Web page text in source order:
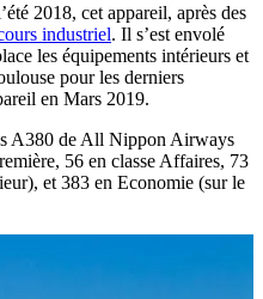
2018, cet appareil, après des
industriel. Il s’est envolé
les équipements intérieurs et
pour les derniers
en Mars 2019.
A380 de All Nippon Airways
56 en classe Affaires, 73
et 383 en Economie (sur le